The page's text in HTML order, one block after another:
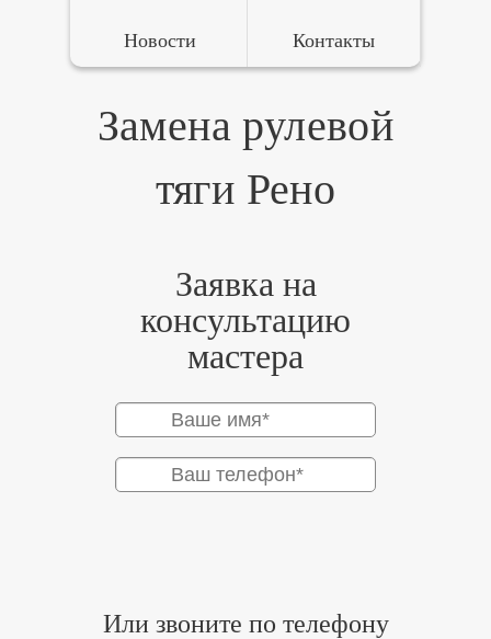
Новости Контакты
Замена рулевой
тяги Рено
Заявка на
консультацию
мастера
Или звоните по телефону